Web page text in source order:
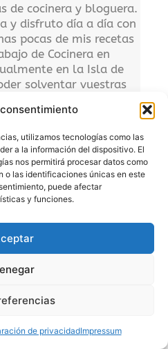
utilizamos tecnologías como las
a la información del dispositivo. El
nos permitirá procesar datos como
o las identificaciones únicas en este
puede afectar
y funciones.
de privacidadImpressum
de cocinera y bloguera.
y disfruto día a día con
pocas de mis recetas
de Cocinera en
en la Isla de
solventar vuestras
y consejos de cocina”
muy buena para la
ajos: “Para que el ajo no
con un poco de sal
como una crema”.
Responder